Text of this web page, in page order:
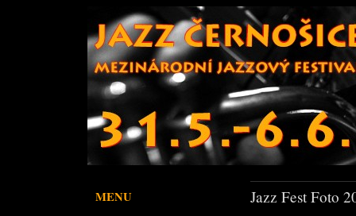
MENU Jazz Fest Foto